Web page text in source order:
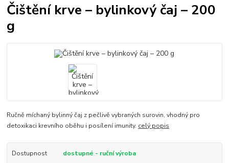
Čištění krve – bylinkový čaj – 200
g
Ručně míchaný bylinný čaj z pečlivě vybraných surovin, vhodný pro
detoxikaci krevního oběhu i posílení imunity. celý popis
Dostupnost
dostupné - ruční výroba